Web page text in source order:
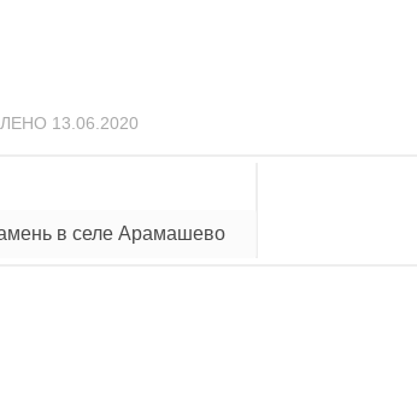
13.06.2020
в селе Арамашево